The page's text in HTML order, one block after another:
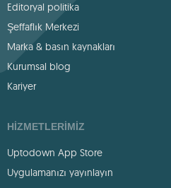
Editoryal politika
Şeffaflık Merkezi
Marka & basın kaynakları
Kurumsal blog
Kariyer
HIZMETLERIMIZ
Uptodown App Store
Uygulamanızı yayınlayın